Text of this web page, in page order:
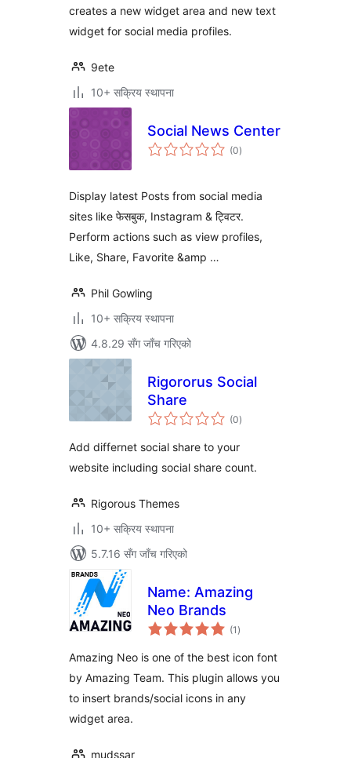
creates a new widget area and new text
widget for social media profiles.
9ete
10+ सक्रिय स्थापना
Social News Center
(0कुल
रेटिङ्गहरू
)
Display latest Posts from social media
sites like फेसबुक, Instagram & ट्विटर.
Perform actions such as view profiles,
Like, Share, Favorite &amp …
Phil Gowling
10+ सक्रिय स्थापना
4.8.29 सँग जाँच गरिएको
Rigororus Social
Share
(0कुल
रेटिङ्गहरू
)
Add differnet social share to your
website including social share count.
Rigorous Themes
10+ सक्रिय स्थापना
5.7.16 सँग जाँच गरिएको
Name: Amazing
Neo Brands
(1 कुल
रेटिङ्गहरू
)
Amazing Neo is one of the best icon font
by Amazing Team. This plugin allows you
to insert brands/social icons in any
widget area.
mudssar